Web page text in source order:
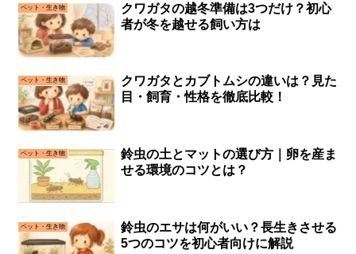
ペット・生き物
クワガタの越冬準備は3つだけ？初心
者が冬を越せる飼い方は
ペット・生き物
クワガタとカブトムシの違いは？見た
目・飼育・性格を徹底比較！
ペット・生き物
鈴虫の土とマットの選び方｜卵を産ま
せる環境のコツとは？
ペット・生き物
鈴虫のエサは何がいい？長生きさせる
5つのコツを初心者向けに解説